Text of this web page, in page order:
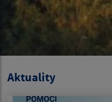
Aktuality